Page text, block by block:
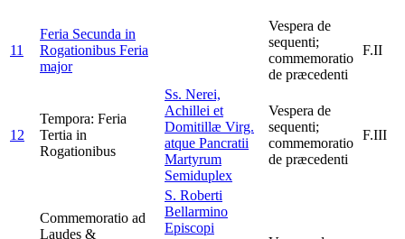
11
Feria Secunda in
Rogationibus Feria
major
Vespera de
sequenti;
commemoratio
de præcedenti
F.II
12
Tempora: Feria
Tertia in
Rogationibus
Ss. Nerei,
Achillei et
Domitillæ Virg.
atque Pancratii
Martyrum
Semiduplex
Vespera de
sequenti;
commemoratio
de præcedenti
F.III
Commemoratio ad
Laudes &
S. Roberti
Bellarmino
Episcopi